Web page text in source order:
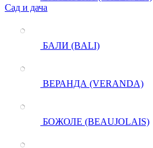
Сад и дача
БАЛИ (BALI)
ВЕРАНДА (VERANDA)
БОЖОЛЕ (BEAUJOLAIS)